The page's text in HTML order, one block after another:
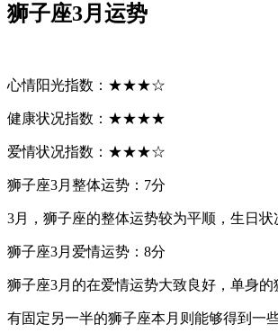
狮子座3月运势
心情阳光指数：★★★☆
健康状况指数：★★★★
爱情状况指数：★★★☆
狮子座3月整体运势：7分
3月，狮子座的整体运势较为平顺，生日
狮子座3月爱情运势：8分
狮子座3月的在爱情运势大致良好，单身
有固定另一半的狮子座本月则能够得到一